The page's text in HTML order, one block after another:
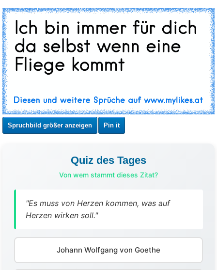
Spruchbild größer anzeigen Pin it
Quiz des Tages
Von wem stammt dieses Zitat?
"Es muss von Herzen kommen, was auf
Herzen wirken soll."
Johann Wolfgang von Goethe